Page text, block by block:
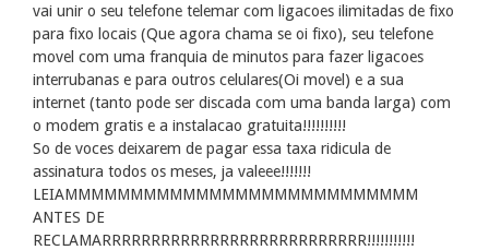
vai unir o seu telefone telemar com ligacoes ilimitadas de fixo
para fixo locais (Que agora chama se oi fixo), seu telefone
movel com uma franquia de minutos para fazer ligacoes
interrubanas e para outros celulares(Oi movel) e a sua
internet (tanto pode ser discada com uma banda larga) com
o modem gratis e a instalacao gratuita!!!!!!!!!!
So de voces deixarem de pagar essa taxa ridicula de
assinatura todos os meses, ja valeee!!!!!!!
LEIAMMMMMMMMMMMMMMMMMMMMMMMMMMM
ANTES DE
RECLAMARRRRRRRRRRRRRRRRRRRRRRRRRRR!!!!!!!!!!!